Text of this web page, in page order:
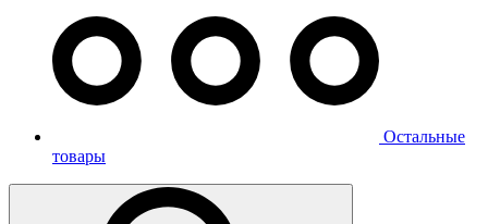
Остальные
товары